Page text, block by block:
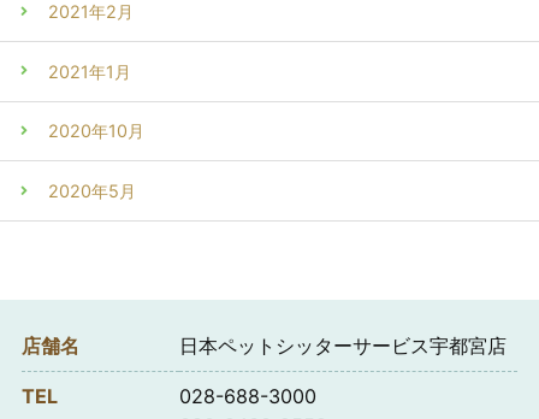
2021年2月
2021年1月
2020年10月
2020年5月
店舗名 日本ペットシッターサービス宇都宮店
TEL
028-688-3000